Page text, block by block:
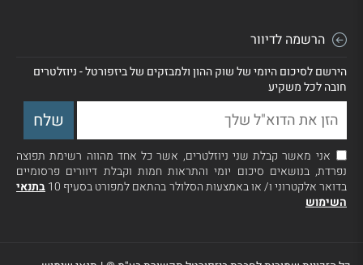
הרשמה לדיוור
הירשם לסיכום היומי של שוק ההון ולמבזקים של ביזפורטל - ניוזלטרים
חובה לכל משקיע
אני מאשר קבלת שני ניוזלטרים, אשר כל אחד מהווה רשימת תפוצה
נפרדת, בנושאים סיכום יומי והתראות חמות וקבלת דיוורים פרסומיים
בדואר אלקטרוני ו/ או באמצעות הסלולר בהתאם למפורט בסעיף 10
בתנאי
השימוש